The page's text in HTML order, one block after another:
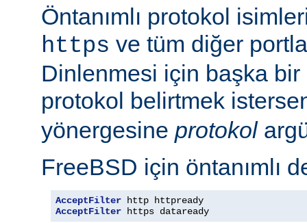
Öntanımlı protokol
https ve tüm diğer
Dinlenmesi için başka
protokol belirtmek
yönergesine protokol
FreeBSD için öntanımlı
AcceptFilter
AcceptFilter https dataready